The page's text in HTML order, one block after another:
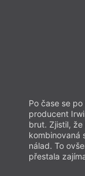
Po čase se
producent
brut. Zjistil,
kombinovaná
nálad. To
přestala